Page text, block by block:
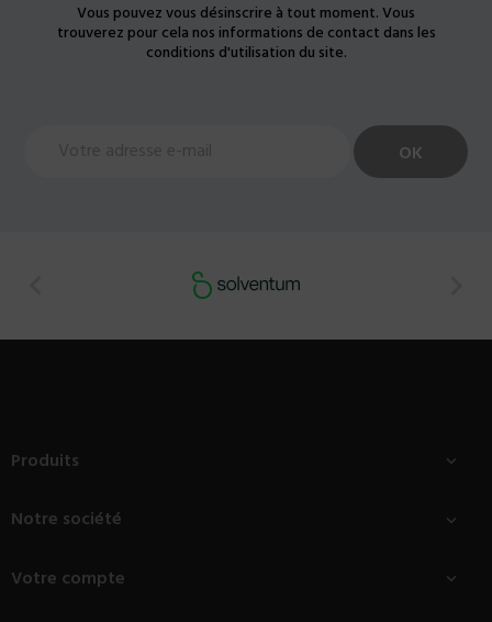
Vous pouvez vous désinscrire à tout moment. Vous
trouverez pour cela nos informations de contact dans les
conditions d'utilisation du site.
Produits 
Notre société 
Votre compte 